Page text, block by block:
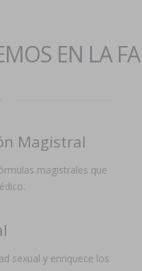
EN LA
Magistral
magistrales que
sexual y enriquece los